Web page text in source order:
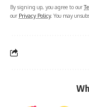
By signing up, you agree to our
our Privacy Policy. You may